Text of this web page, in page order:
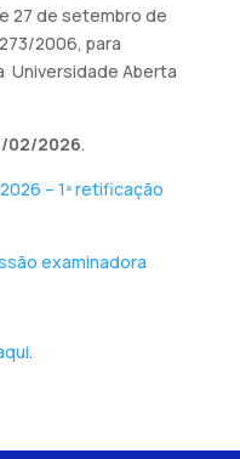
27 de setembro de
2006, para
Universidade Aberta
02/2026.
– 1ª retificação
examinadora
.